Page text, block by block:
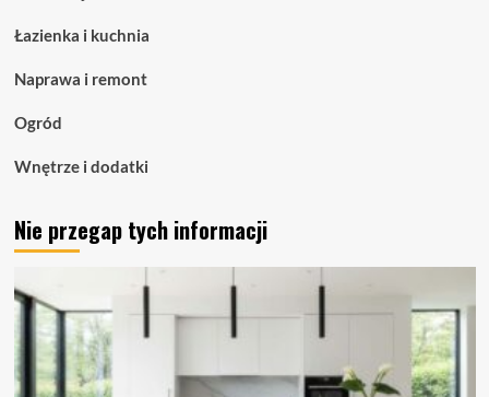
dla
przestrzeni
Łazienka i kuchnia
Naprawa i remont
Ogród
Wnętrze i dodatki
Nie przegap tych informacji